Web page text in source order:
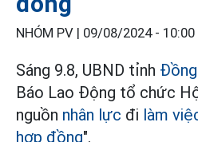
NHÓM PV | 09/08/2024 - 10:00
Sáng 9.8, UBND tỉnh
Báo Lao Động tổ chức
nguồn nhân lực đi làm
hợp đồng".